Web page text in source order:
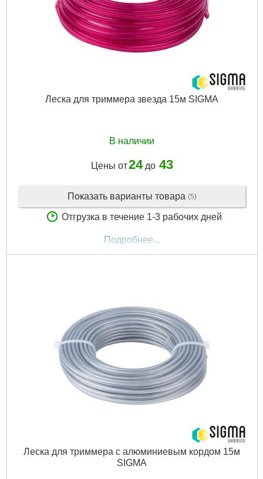
Леска для триммера звезда 15м SIGMA
В наличии
Цены от24до 43
Показать варианты товара (5)
Отгрузка в течение 1-3 рабочих дней
Подробнее...
Леска для триммера с алюминиевым кордом 15м
SIGMA